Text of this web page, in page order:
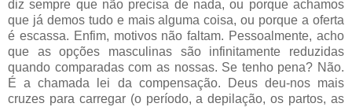
diz sempre que não precisa de nada, ou porque achamos
que já demos tudo e mais alguma coisa, ou porque a oferta
é escassa. Enfim, motivos não faltam. Pessoalmente, acho
que as opções masculinas são infinitamente reduzidas
quando comparadas com as nossas. Se tenho pena? Não.
É a chamada lei da compensação. Deus deu-nos mais
cruzes para carregar (o período, a depilação, os partos, as